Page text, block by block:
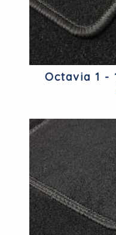
Octavia 1 -